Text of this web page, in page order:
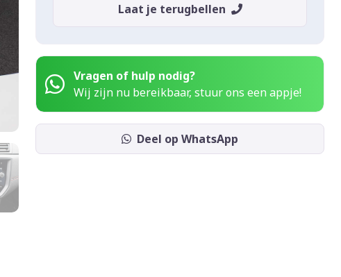
Laat je terugbellen
Vragen of hulp nodig?
Wij zijn nu bereikbaar, stuur ons een appje!
Deel op WhatsApp